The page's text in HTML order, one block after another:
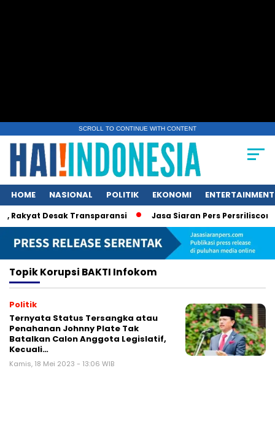
SCROLL TO CONTINUE WITH CONTENT
HOME NASIONAL POLITIK EKONOMI ENTERTAINMENT
Desak Transparansi Jasa Siaran Pers Persriliscom
TopikKorupsi BAKTI Infokom
Politik
Ternyata Status Tersangka atau
Penahanan Johnny Plate Tak
Batalkan Calon Anggota Legislatif,
Kecuali…
Kamis, 18 Mei 2023 - 13:06 WIB